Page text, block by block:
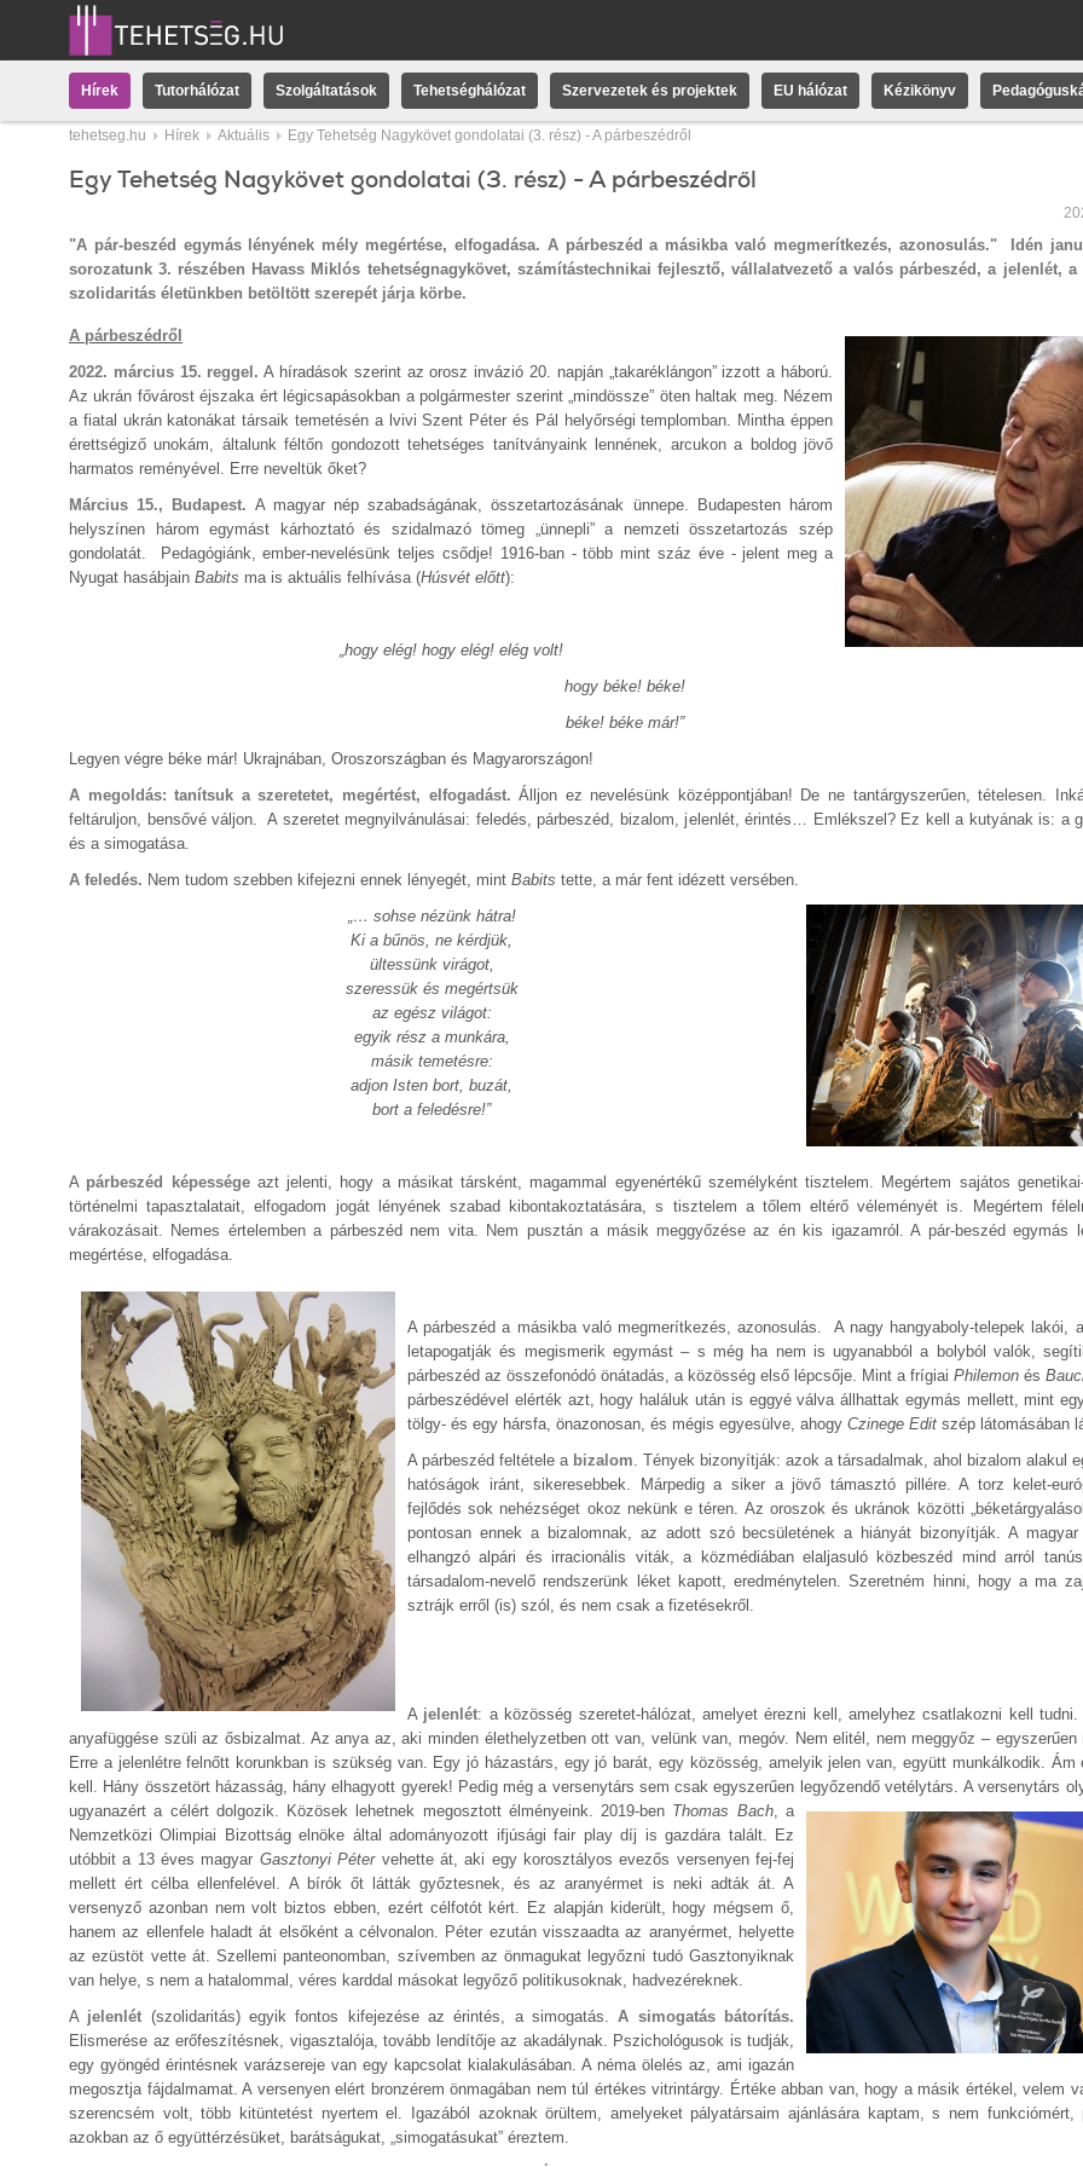
Hírek Tutorhálózat Szolgáltatások Tehetséghálózat Szervezetek és projektek EU hálózat Kézikönyv
tehetseg.hu Hírek Aktuális Egy Tehetség Nagykövet gondolatai (3. rész) - A párbeszédről
Egy Tehetség Nagykövet gondolatai (3. rész) - A párbeszédről
"A pár-beszéd egymás lényének mély megértése, elfogadása. A párbeszéd a másikba való megmerítkezés, azonosulás."
Idén
sorozatunk 3. részében Havass Miklós tehetségnagykövet, számítástechnikai fejlesztő, vállalatvezető a valós párbeszéd, a jelenlét,
szolidaritás életünkben betöltött szerepét járja körbe.
A párbeszédről
2022. március 15. reggel. A híradások szerint az orosz invázió 20. napján „takaréklángon” izzott a háború.
Az ukrán fővárost éjszaka ért légicsapásokban a polgármester szerint „mindössze” öten haltak meg. Nézem
a fiatal ukrán katonákat társaik temetésén a lvivi Szent Péter és Pál helyőrségi templomban. Mintha éppen
érettségiző unokám, általunk féltőn gondozott tehetséges tanítványaink lennének, arcukon a boldog jövő
harmatos reményével. Erre neveltük őket?
Március 15., Budapest. A magyar nép szabadságának, összetartozásának ünnepe. Budapesten három
helyszínen három egymást kárhoztató és szidalmazó tömeg „ünnepli” a nemzeti összetartozás szép
gondolatát. Pedagógiánk, ember-nevelésünk teljes csődje! 1916-ban - több mint száz éve - jelent meg a
Nyugat hasábjain Babits ma is aktuális felhívása (Húsvét előtt):
„hogy elég! hogy elég! elég volt!
hogy béke! béke!
béke! béke már!”
Legyen végre béke már! Ukrajnában, Oroszországban és Magyarországon!
A megoldás: tanítsuk a szeretetet, megértést, elfogadást.Álljon ez nevelésünk középpontjában! De ne tantárgyszerűen, tételesen.
feltáruljon, bensővé váljon. A szeretet megnyilvánulásai: feledés, párbeszéd, bizalom, jelenlét, érintés… Emlékszel? Ez kell a kutyának is: a
és a simogatása.
A feledés. Nem tudom szebben kifejezni ennek lényegét, mint Babits tette, a már fent idézett versében.
„… sohse nézünk hátra!
Ki a bűnös, ne kérdjük,
ültessünk virágot,
szeressük és megértsük
az egész világot:
egyik rész a munkára,
másik temetésre:
adjon Isten bort, buzát,
bort a feledésre!”
A párbeszéd képessége azt jelenti, hogy a másikat társként, magammal egyenértékű személyként tisztelem. Megértem sajátos
történelmi tapasztalatait, elfogadom jogát lényének szabad kibontakoztatására, s tisztelem a tőlem eltérő véleményét is. Megértem
várakozásait. Nemes értelemben a párbeszéd nem vita. Nem pusztán a másik meggyőzése az én kis igazamról. A pár-beszéd egymás
megértése, elfogadása.
A párbeszéd a másikba való megmerítkezés, azonosulás. A nagy hangyaboly-telepek lakói,
letapogatják és megismerik egymást – s még ha nem is ugyanabból a bolyból valók,
párbeszéd az összefonódó önátadás, a közösség első lépcsője. Mint a frígiai Philemon és
párbeszédével elérték azt, hogy haláluk után is eggyé válva állhattak egymás mellett, mint
tölgy- és egy hársfa, önazonosan, és mégis egyesülve, ahogy Czinege Edit szép látomásában
A párbeszéd feltétele a bizalom. Tények bizonyítják: azok a társadalmak, ahol bizalom alakul
hatóságok iránt, sikeresebbek. Márpedig a siker a jövő támasztó pillére. A torz kelet-
fejlődés sok nehézséget okoz nekünk e téren. Az oroszok és ukránok közötti
pontosan ennek a bizalomnak, az adott szó becsületének a hiányát bizonyítják. A magyar
elhangzó alpári és irracionális viták, a közmédiában elaljasuló közbeszéd mind arról
társadalom-nevelő rendszerünk léket kapott, eredménytelen. Szeretném hinni, hogy a ma
sztrájk erről (is) szól, és nem csak a fizetésekről.
A jelenlét: a közösség szeretet-hálózat, amelyet érezni kell, amelyhez csatlakozni kell tudni.
anyafüggése szüli az ősbizalmat. Az anya az, aki minden élethelyzetben ott van, velünk van, megóv. Nem elitél, nem meggyőz – egyszerűen
Erre a jelenlétre felnőtt korunkban is szükség van. Egy jó házastárs, egy jó barát, egy közösség, amelyik jelen van, együtt munkálkodik. Ám
kell. Hány összetört házasság, hány elhagyott gyerek! Pedig még a versenytárs sem csak egyszerűen legyőzendő vetélytárs. A versenytárs
ugyanazért a célért dolgozik. Közösek lehetnek megosztott élményeink. 2019-ben Thomas Bach, a
Nemzetközi Olimpiai Bizottság elnöke által adományozott ifjúsági fair play díj is gazdára talált. Ez
utóbbit a 13 éves magyar Gasztonyi Péter vehette át, aki egy korosztályos evezős versenyen fej-fej
mellett ért célba ellenfelével. A bírók őt látták győztesnek, és az aranyérmet is neki adták át. A
versenyző azonban nem volt biztos ebben, ezért célfotót kért. Ez alapján kiderült, hogy mégsem ő,
hanem az ellenfele haladt át elsőként a célvonalon. Péter ezután visszaadta az aranyérmet, helyette
az ezüstöt vette át. Szellemi panteonomban, szívemben az önmagukat legyőzni tudó Gasztonyiknak
van helye, s nem a hatalommal, véres karddal másokat legyőző politikusoknak, hadvezéreknek.
A jelenlét (szolidaritás) egyik fontos kifejezése az érintés, a simogatás.A simogatás bátorítás.
Elismerése az erőfeszítésnek, vigasztalója, tovább lendítője az akadálynak. Pszichológusok is tudják,
egy gyöngéd érintésnek varázsereje van egy kapcsolat kialakulásában. A néma ölelés az, ami igazán
megosztja fájdalmamat. A versenyen elért bronzérem önmagában nem túl értékes vitrintárgy. Értéke abban van, hogy a másik értékel, velem
szerencsém volt, több kitüntetést nyertem el. Igazából azoknak örültem, amelyeket pályatársaim ajánlására kaptam, s nem funkciómért,
azokban az ő együttérzésüket, barátságukat, „simogatásukat” éreztem.